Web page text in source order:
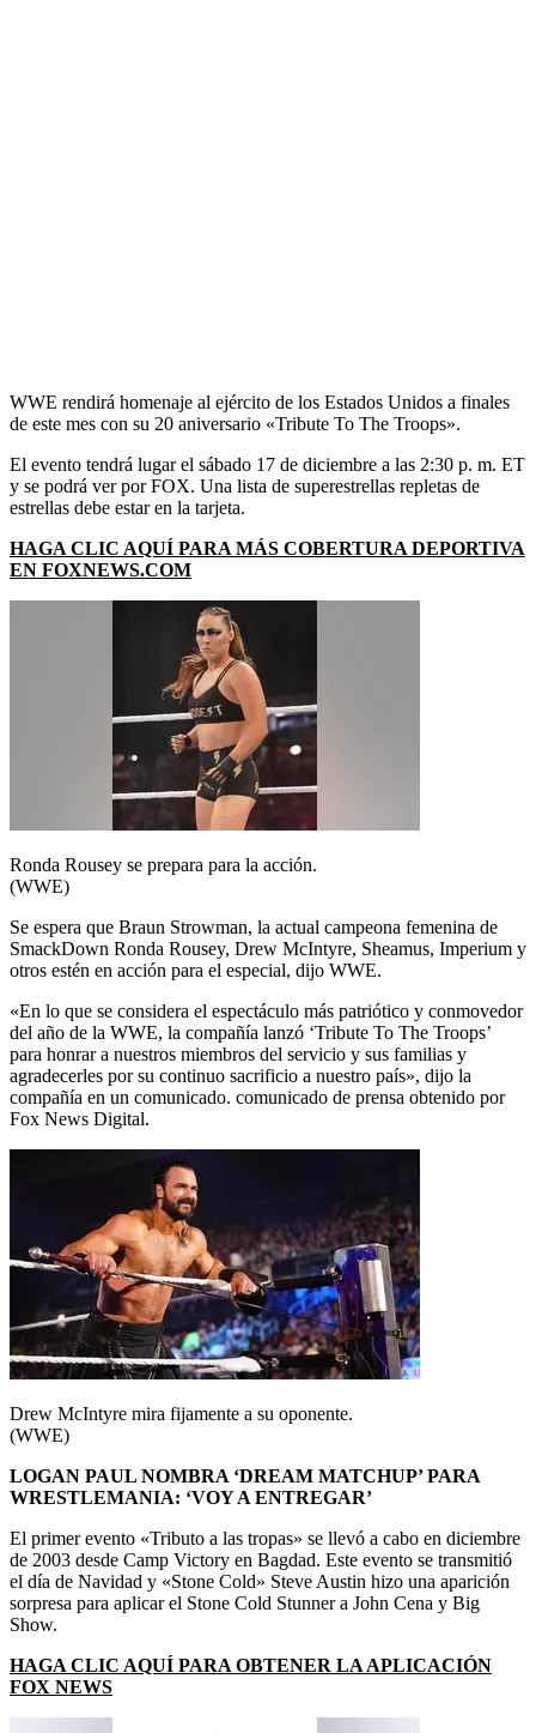
WWE rendirá homenaje al ejército de los Estados Unidos a finales
de este mes con su 20 aniversario «Tribute To The Troops».
El evento tendrá lugar el sábado 17 de diciembre a las 2:30 p. m. ET
y se podrá ver por FOX. Una lista de superestrellas repletas de
estrellas debe estar en la tarjeta.
HAGA CLIC AQUÍ PARA MÁS COBERTURA DEPORTIVA
EN FOXNEWS.COM
Ronda Rousey se prepara para la acción.
(WWE)
Se espera que Braun Strowman, la actual campeona femenina de
SmackDown Ronda Rousey, Drew McIntyre, Sheamus, Imperium y
otros estén en acción para el especial, dijo WWE.
«En lo que se considera el espectáculo más patriótico y conmovedor
del año de la WWE, la compañía lanzó ‘Tribute To The Troops’
para honrar a nuestros miembros del servicio y sus familias y
agradecerles por su continuo sacrificio a nuestro país», dijo la
compañía en un comunicado. comunicado de prensa obtenido por
Fox News Digital.
Drew McIntyre mira fijamente a su oponente.
(WWE)
LOGAN PAUL NOMBRA ‘DREAM MATCHUP’ PARA
WRESTLEMANIA: ‘VOY A ENTREGAR’
El primer evento «Tributo a las tropas» se llevó a cabo en diciembre
de 2003 desde Camp Victory en Bagdad. Este evento se transmitió
el día de Navidad y «Stone Cold» Steve Austin hizo una aparición
sorpresa para aplicar el Stone Cold Stunner a John Cena y Big
Show.
HAGA CLIC AQUÍ PARA OBTENER LA APLICACIÓN
FOX NEWS